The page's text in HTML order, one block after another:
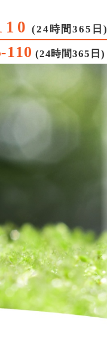
(24時間365日)
-110 (24時間365日)